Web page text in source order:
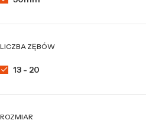
LICZBA ZĘBÓW
13 - 20
ROZMIAR